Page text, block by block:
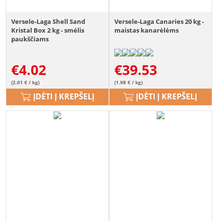
Versele-Laga Shell Sand
Kristal Box 2 kg - smėlis
paukščiams
€4.02
(2.01 € / kg)
ĮDĖTI Į KREPŠELĮ
Versele-Laga Canaries 20 kg -
maistas kanarėlėms
€39.53
(1.98 € / kg)
ĮDĖTI Į KREPŠELĮ